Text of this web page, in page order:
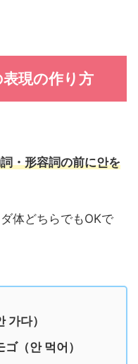
表現の作り方
・形容詞の前に안を
体どちらでもOKで
가다）
（안 먹어）